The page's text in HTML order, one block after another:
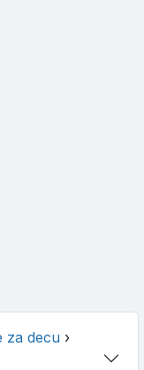
za decu ›